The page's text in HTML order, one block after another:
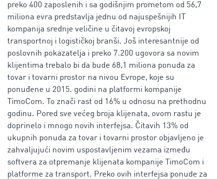
preko 400 zaposlenih i sa godišnjim prometom od 56,7
miliona evra predstavlja jednu od najuspešnijih IT
kompanija srednje veličine u čitavoj evropskoj
transportnoj i logističkoj branši. Još interesantnije od
poslovnih pokazatelja i preko 7.200 ugovora sa novim
klijentima trebalo bi da bude 68,1 miliona ponuda za
tovar i tovarni prostor na nivou Evrope, koje su
ponuđene u 2015. godini na platformi kompanije
TimoCom. To znači rast od 16% u odnosu na prethodnu
godinu. Pored sve većeg broja klijenata, ovom rastu je
doprinelo i mnogo novih interfejsa. Čitavih 13% od
ukupnih ponuda za tovar i tovarni prostor objavljeno je
zahvaljujući novim uspostavljenim vezama između
softvera za otpremanje klijenata kompanije TimoCom i
platforme za transport. Preko ovih interfejsa ponude za